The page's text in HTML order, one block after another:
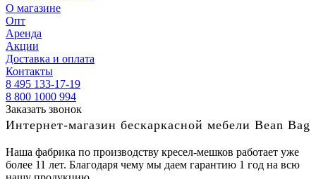
О магазине
Опт
Аренда
Акции
Доставка и оплата
Контакты
8 495 133-17-19
8 800 1000 994
Заказать звонок
Интернет-магазин бескаркасной мебели Bean Bag
Наша фабрика по производству кресел-мешков работает уже
более 11 лет. Благодаря чему мы даем гарантию 1 год на всю